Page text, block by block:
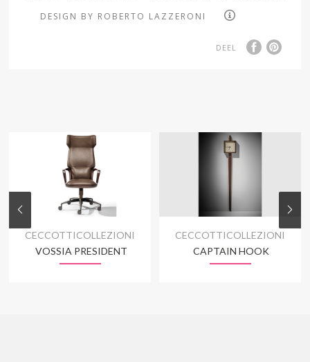
DESIGN BY ROBERTO LAZZERONI
DEEL
CECCOTTICOLLEZIONI
VOSSIA PRESIDENT
CECCOTTICOLLEZIONI
CAPTAIN HOOK